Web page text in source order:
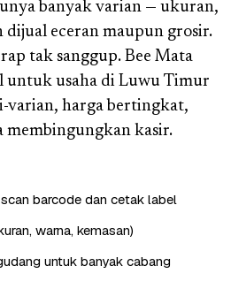
banyak varian — ukuran,
dijual eceran maupun grosir.
tak sanggup. Bee Mata
untuk usaha di Luwu Timur
varian, harga bertingkat,
membingungkan kasir.
barcode dan cetak label
warna, kemasan)
untuk banyak cabang